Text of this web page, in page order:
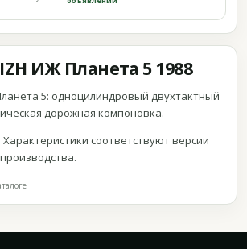
ИЖ Планета 5 1988
5: одноцилиндровый двухтактный
дорожная компоновка.
Характеристики соответствуют версии